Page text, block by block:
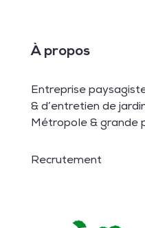
À propos
Entreprise
& d’entretien de
Métropole & grande
Recrutement